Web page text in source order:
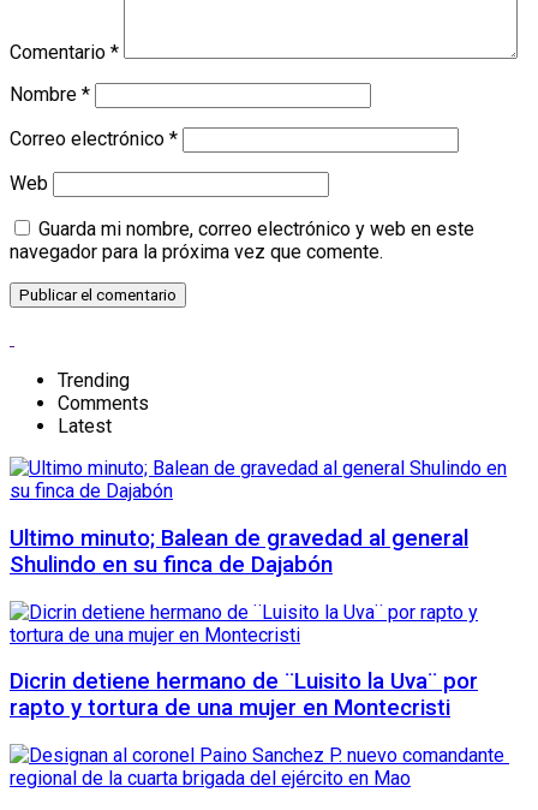
Comentario *
Nombre *
Correo electrónico *
Web
Guarda mi nombre, correo electrónico y web en este
navegador para la próxima vez que comente.
Trending
Comments
Latest
Ultimo minuto; Balean de gravedad al general
Shulindo en su finca de Dajabón
Dicrin detiene hermano de ¨Luisito la Uva¨ por
rapto y tortura de una mujer en Montecristi